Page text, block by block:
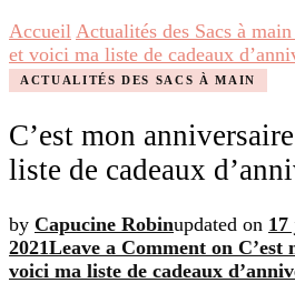
Accueil Actualités des Sacs à main
et voici ma liste de cadeaux
ACTUALITÉS DES SACS À MAIN
C’est mon
liste de cadeaux
by Capucine Robinupdated on 17
2021Leave a Comment on C’est
voici ma liste de cadeaux